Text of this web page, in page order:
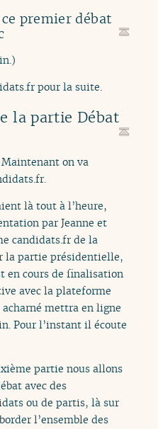
premier débat
pour la suite.
la partie Débat
Maintenant on va
là tout à l’heure,
par Jeanne et
candidats.fr de la
la partie présidentielle,
en cours de finalisation
avec la plateforme
mettra en ligne
Pour l’instant il écoute
partie nous allons
avec des
ou de partis, là sur
l’ensemble des